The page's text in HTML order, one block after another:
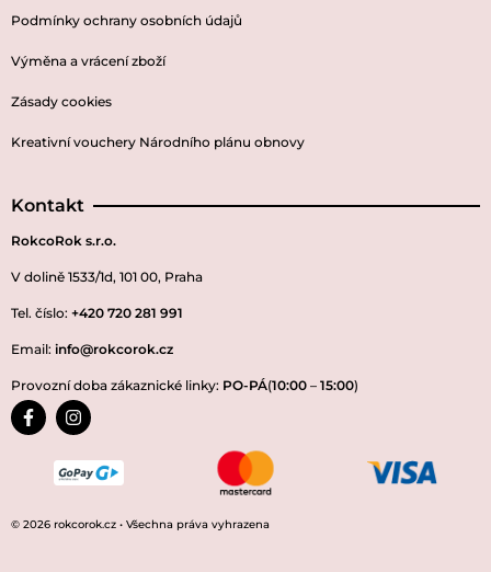
Podmínky ochrany osobních údajů
Výměna a vrácení zboží
Zásady cookies
Kreativní vouchery Národního plánu obnovy
Kontakt
RokcoRok s.r.o.
V dolině 1533/1d, 101 00, Praha
Tel. číslo: +420 720 281 991
Email: info@rokcorok.cz
Provozní doba zákaznické linky: PO-PÁ(10:00 – 15:00)
© 2026 rokcorok.cz • Všechna práva vyhrazena